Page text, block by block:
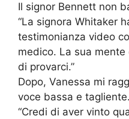
Il signor Bennett non
“La signora Whitaker
testimonianza video
medico. La sua
di provarci.”
Dopo, Vanessa mi
voce bassa e tagliente.
“Credi di aver vinto